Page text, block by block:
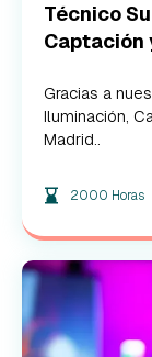
Técnico
Captación
Gracias a
Iluminación,
Madrid..
2000 Horas